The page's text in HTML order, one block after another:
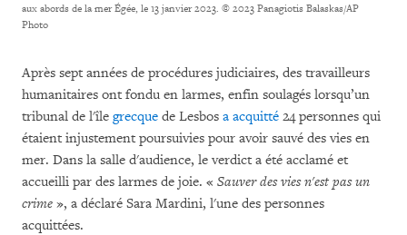
aux abords de la mer Égée, le 13 janvier 2023. © 2023 Panagiotis Balaskas/AP
Photo
Après sept années de procédures judiciaires, des travailleurs
humanitaires ont fondu en larmes, enfin soulagés lorsqu’un
tribunal de l'île grecque de Lesbos a acquitté 24 personnes qui
étaient injustement poursuivies pour avoir sauvé des vies en
mer. Dans la salle d'audience, le verdict a été acclamé et
accueilli par des larmes de joie. « Sauver des vies n'est pas un
crime », a déclaré Sara Mardini, l'une des personnes
acquittées.